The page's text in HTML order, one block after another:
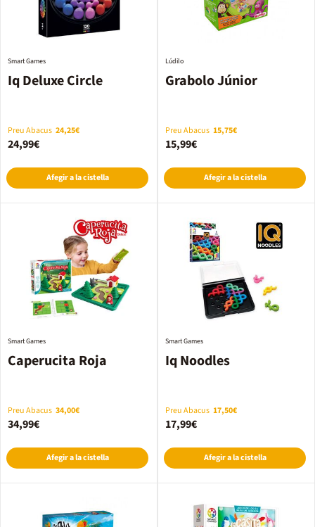
Iq Deluxe Circle
Smart Games
Preu Abacus 24,25€
24,99€
Afegir a la cistella
Grabolo Júnior
Lúdilo
Preu Abacus 15,75€
15,99€
Afegir a la cistella
Caperucita Roja
Smart Games
Preu Abacus 34,00€
34,99€
Afegir a la cistella
Iq Noodles
Smart Games
Preu Abacus 17,50€
17,99€
Afegir a la cistella